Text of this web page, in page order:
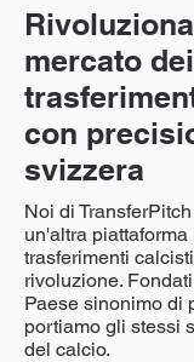
mercato dei
con
svizzera
Noi di
un'altra
trasferimenti
rivoluzione.
Paese sinonimo di
portiamo gli stessi
del calcio.